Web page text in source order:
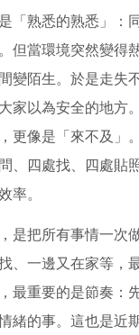
「熟悉的熟悉」：
但當環境突然變得
變陌生。於是走失
家以為安全的地方
更像是「來不及」
、四處找、四處貼
率。
是把所有事情一次
、一邊又在家等，
最重要的是節奏：
緒的事。這也是近